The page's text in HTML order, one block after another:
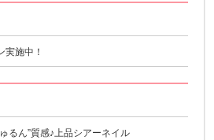
実施中！
るん”質感♪上品シアーネイル